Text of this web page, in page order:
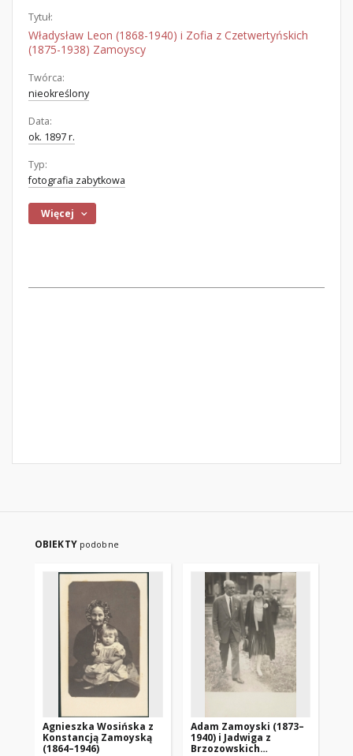
Tytuł:
Władysław Leon (1868-1940) i Zofia z Czetwertyńskich
(1875-1938) Zamoyscy
Twórca:
nieokreślony
Data:
ok. 1897 r.
Typ:
fotografia zabytkowa
Więcej
OBIEKTY podobne
Agnieszka Wosińska z
Konstancją Zamoyską
(1864–1946)
Adam Zamoyski (1873–
1940) i Jadwiga z
Brzozowskich